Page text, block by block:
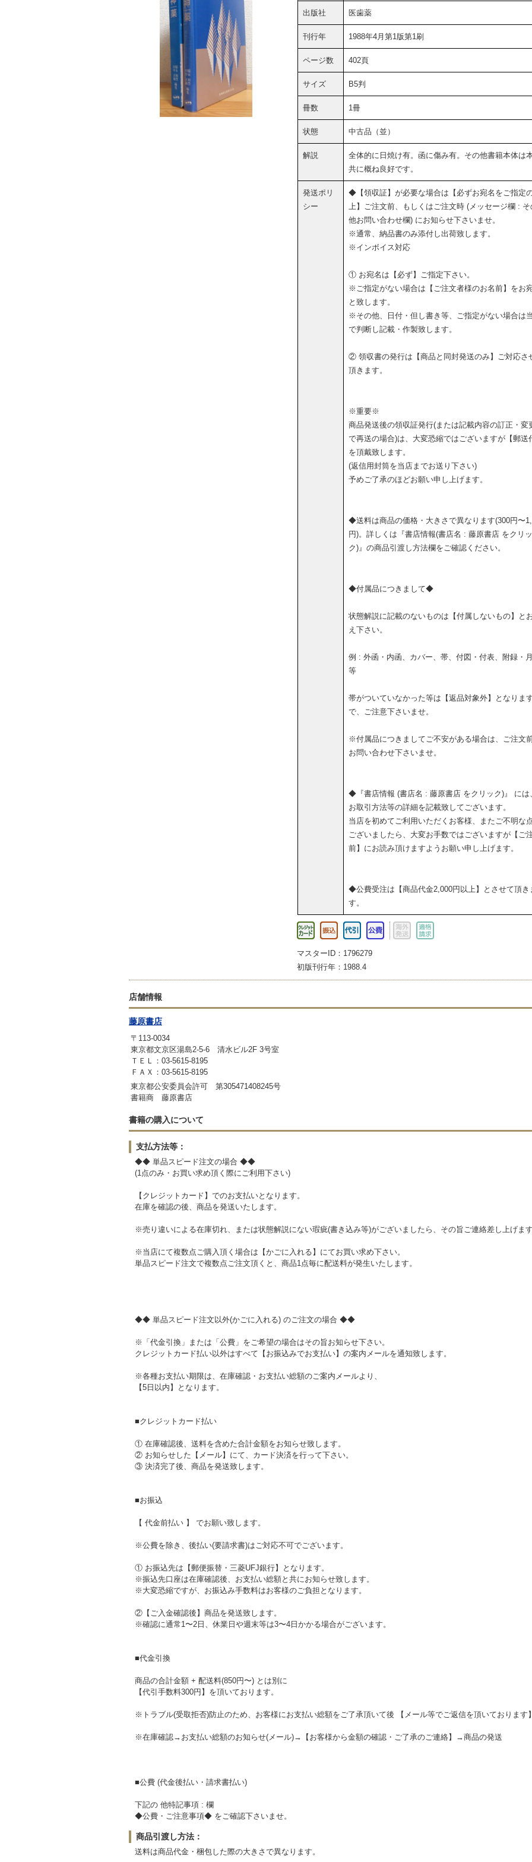
出版社 医歯薬
刊行年 1988年4月第1版第1刷
ページ数 402頁
サイズ B5判
冊数 1冊
状態 中古品（並）
解説
全体的に日焼け有。函に傷み有。その他書籍本体は
共に概ね良好です。
発送ポリ
シー
◆【領収証】が必要な場合は【必ずお宛名をご指定
上】ご注文前、もしくはご注文時 (メッセージ欄 : そ
他お問い合わせ欄) にお知らせ下さいませ。
※通常、納品書のみ添付し出荷致します。
※インボイス対応
① お宛名は【必ず】ご指定下さい。
※ご指定がない場合は【ご注文者様のお名前】をお
と致します。
※その他、日付・但し書き等、ご指定がない場合は
で判断し記載・作製致します。
② 領収書の発行は【商品と同封発送のみ】ご対応さ
頂きます。
※重要※
商品発送後の領収証発行(または記載内容の訂正・変
で再送の場合)は、大変恐縮ではございますが【郵送
を頂戴致します。
(返信用封筒を当店までお送り下さい)
予めご了承のほどお願い申し上げます。
◆送料は商品の価格・大きさで異なります(300円〜
円)。詳しくは『書店情報(書店名 : 藤原書店 をクリッ
ク)』の商品引渡し方法欄をご確認ください。
◆付属品につきまして◆
状態解説に記載のないものは【付属しないもの】と
え下さい。
例 : 外函・内函、カバー、帯、付図・付表、附録・
等
帯がついていなかった等は【返品対象外】となりま
で、ご注意下さいませ。
※付属品につきましてご不安がある場合は、ご注文
お問い合わせ下さいませ。
◆『書店情報 (書店名 : 藤原書店 をクリック)』 には
お取引方法等の詳細を記載致してございます。
当店を初めてご利用いただくお客様、またご不明な
ございましたら、大変お手数ではございますが【ご
前】にお読み頂けますようお願い申し上げます。
◆公費受注は【商品代金2,000円以上】とさせて頂き
す。
マスターID：1796279
初版刊行年：1988.4
店舗情報
藤原書店
〒113-0034
東京都文京区湯島2-5-6 清水ビル2F 3号室
ＴＥＬ：03-5615-8195
ＦＡＸ：03-5615-8195
東京都公安委員会許可 第305471408245号
書籍商 藤原書店
書籍の購入について
支払方法等：
◆◆ 単品スピード注文の場合 ◆◆
(1点のみ・お買い求め頂く際にご利用下さい)
【クレジットカード】でのお支払いとなります。
在庫を確認の後、商品を発送いたします。
※売り違いによる在庫切れ、または状態解説にない瑕疵(書き込み等)がございましたら、その旨ご連絡差し上げます
※当店にて複数点ご購入頂く場合は【かごに入れる】にてお買い求め下さい。
単品スピード注文で複数点ご注文頂くと、商品1点毎に配送料が発生いたします。
◆◆ 単品スピード注文以外(かごに入れる) のご注文の場合 ◆◆
※「代金引換」または「公費」をご希望の場合はその旨お知らせ下さい。
クレジットカード払い以外はすべて【お振込みでお支払い】の案内メールを通知致します。
※各種お支払い期限は、在庫確認・お支払い総額のご案内メールより、
【5日以内】となります。
■クレジットカード払い
① 在庫確認後、送料を含めた合計金額をお知らせ致します。
② お知らせした【メール】にて、カード決済を行って下さい。
③ 決済完了後、商品を発送致します。
■お振込
【 代金前払い 】 でお願い致します。
※公費を除き、後払い(要請求書)はご対応不可でございます。
① お振込先は【郵便振替・三菱UFJ銀行】となります。
※振込先口座は在庫確認後、お支払い総額と共にお知らせ致します。
※大変恐縮ですが、お振込み手数料はお客様のご負担となります。
②【ご入金確認後】商品を発送致します。
※確認に通常1〜2日、休業日や週末等は3〜4日かかる場合がございます。
■代金引換
商品の合計金額 + 配送料(850円〜) とは別に
【代引手数料300円】を頂いております。
※トラブル(受取拒否)防止のため、お客様にお支払い総額をご了承頂いて後 【メール等でご返信を頂いております
※在庫確認→お支払い総額のお知らせ(メール)→【お客様から金額の確認・ご了承のご連絡】→商品の発送
■公費 (代金後払い・請求書払い)
下記の 他特記事項 : 欄
◆公費・ご注意事項◆ をご確認下さいませ。
商品引渡し方法：
送料は商品代金・梱包した際の大きさで異なります。